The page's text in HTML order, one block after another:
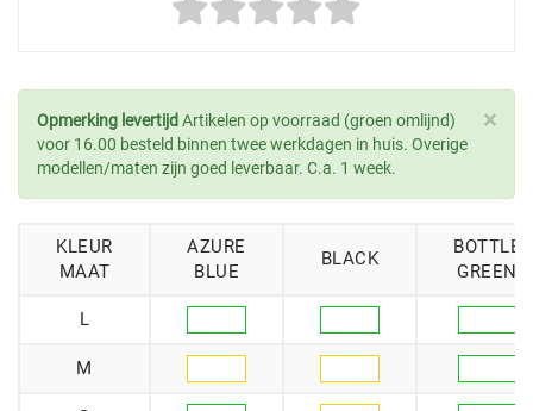
×
Opmerking levertijd Artikelen op voorraad (groen omlijnd)
voor 16.00 besteld binnen twee werkdagen in huis. Overige
modellen/maten zijn goed leverbaar. C.a. 1 week.
KLEUR
MAAT
AZURE
BLUE
BLACK
BOTTLE
GREEN
L
M